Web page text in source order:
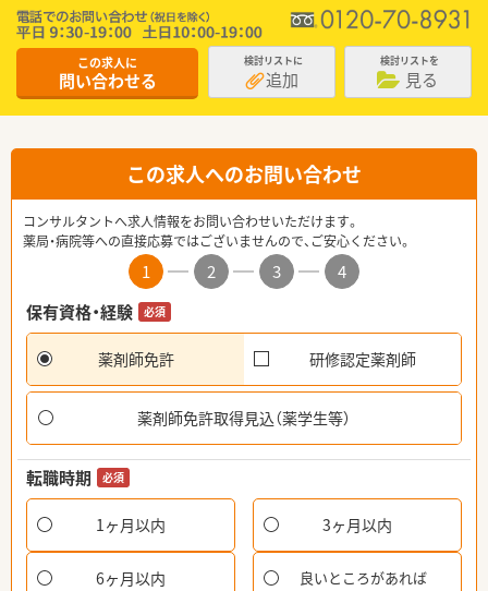
この求人に
問い合わせる
検討リストに
追加
検討リストを
見る
この求人へのお問い合わせ
コンサルタントへ求人情報をお問い合わせいただけます。
薬局・病院等への直接応募ではございませんので、ご安心ください。
1 2 3
4
保有資格・経験
必須
薬剤師免許 研修認定薬剤師
薬剤師免許取得見込（薬学生等）
転職時期 必須
1ヶ月以内 3ヶ月以内
6ヶ月以内 良いところがあれば